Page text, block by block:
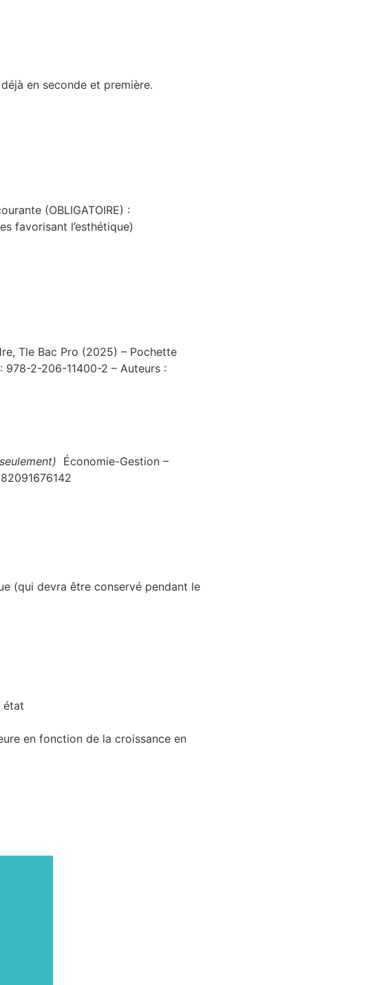
en seconde et première.
(OBLIGATOIRE) :
favorisant l’esthétique)
Tle Bac Pro (2025) – Pochette
2-206-11400-2 – Auteurs :
Économie-Gestion –
(qui devra être conservé pendant le
état
en fonction de la croissance en